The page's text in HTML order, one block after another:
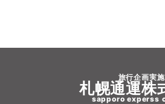
旅行企画実施
札幌通運株
sapporo experss